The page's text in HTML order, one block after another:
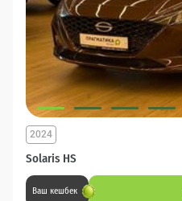
Solaris HS
2024
Ваш кешбек